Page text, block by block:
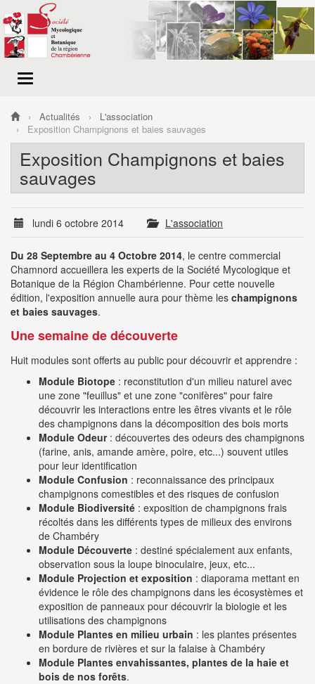
Menu
Actualités
L'association
Exposition Champignons et baies sauvages
Exposition Champignons et baies
sauvages
lundi 6 octobre 2014 L'association
Du 28 Septembre au 4 Octobre 2014, le centre commercial
Chamnord accueillera les experts de la Société Mycologique et
Botanique de la Région Chambérienne. Pour cette nouvelle
édition, l'exposition annuelle aura pour thème les champignons
et baies sauvages.
Une semaine de découverte
Huit modules sont offerts au public pour découvrir et apprendre :
Module Biotope : reconstitution d'un milieu naturel avec
une zone "feuillus" et une zone "conifères" pour faire
découvrir les interactions entre les êtres vivants et le rôle
des champignons dans la décomposition des bois morts
Module Odeur: découvertes des odeurs des champignons
(farine, anis, amande amère, poire, etc...) souvent utiles
pour leur identification
Module Confusion : reconnaissance des principaux
champignons comestibles et des risques de confusion
Module Biodiversité : exposition de champignons frais
récoltés dans les différents types de milieux des environs
de Chambéry
Module Découverte : destiné spécialement aux enfants,
observation sous la loupe binoculaire, jeux, etc...
Module Projection et exposition : diaporama mettant en
évidence le rôle des champignons dans les écosystèmes et
exposition de panneaux pour découvrir la biologie et les
utilisations des champignons
Module Plantes en milieu urbain : les plantes présentes
en bordure de rivières et sur la falaise à Chambéry
Module Plantes envahissantes, plantes de la haie et
bois de nos forêts.